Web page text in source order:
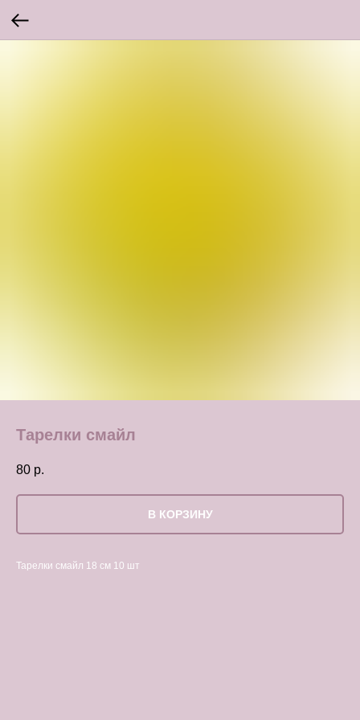
Тарелки смайл
80 р.
В КОРЗИНУ
Тарелки смайл 18 см 10 шт